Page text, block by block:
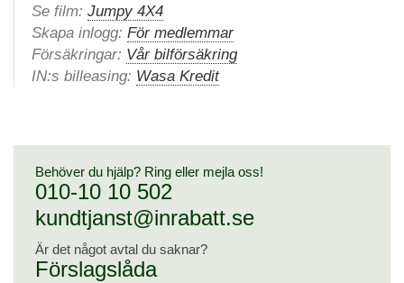
Se film: Jumpy 4X4
Skapa inlogg: För medlemmar
Försäkringar: Vår bilförsäkring
IN:s billeasing: Wasa Kredit
Behöver du hjälp? Ring eller mejla oss!
010-10 10 502
kundtjanst@inrabatt.se
Är det något avtal du saknar?
Förslagslåda